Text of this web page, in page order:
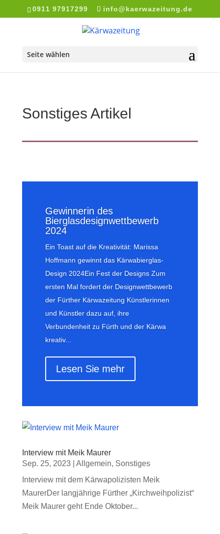
0911 97917299 info@kaerwazeitung.de
Seite wählen
Sonstiges Artikel
Gewinnerin des
Bierglasdesignwettbewerb
2024
Ein Toast auf die Kreativität: Marissa
Hoffmann gewinnt das Kärwabierglas-
Design 2024Ein Fest der Designs Zum
ersten Mal fordert der Designwettbewerb
der Fürther Kärwazeitung Künstlerinnen
und Künstler dazu auf, ihre
Verbundenheit zu Fürth und der Kärwa
kreativ...
Lesen Sie mehr
Interview mit Meik Maurer
Sep. 25, 2023| Allgemein, Sonstiges
Interview mit dem Kärwapolizisten Meik
MaurerDer langjährige Fürther „Kirchweihpolizist“
Meik Maurer geht Ende Oktober...